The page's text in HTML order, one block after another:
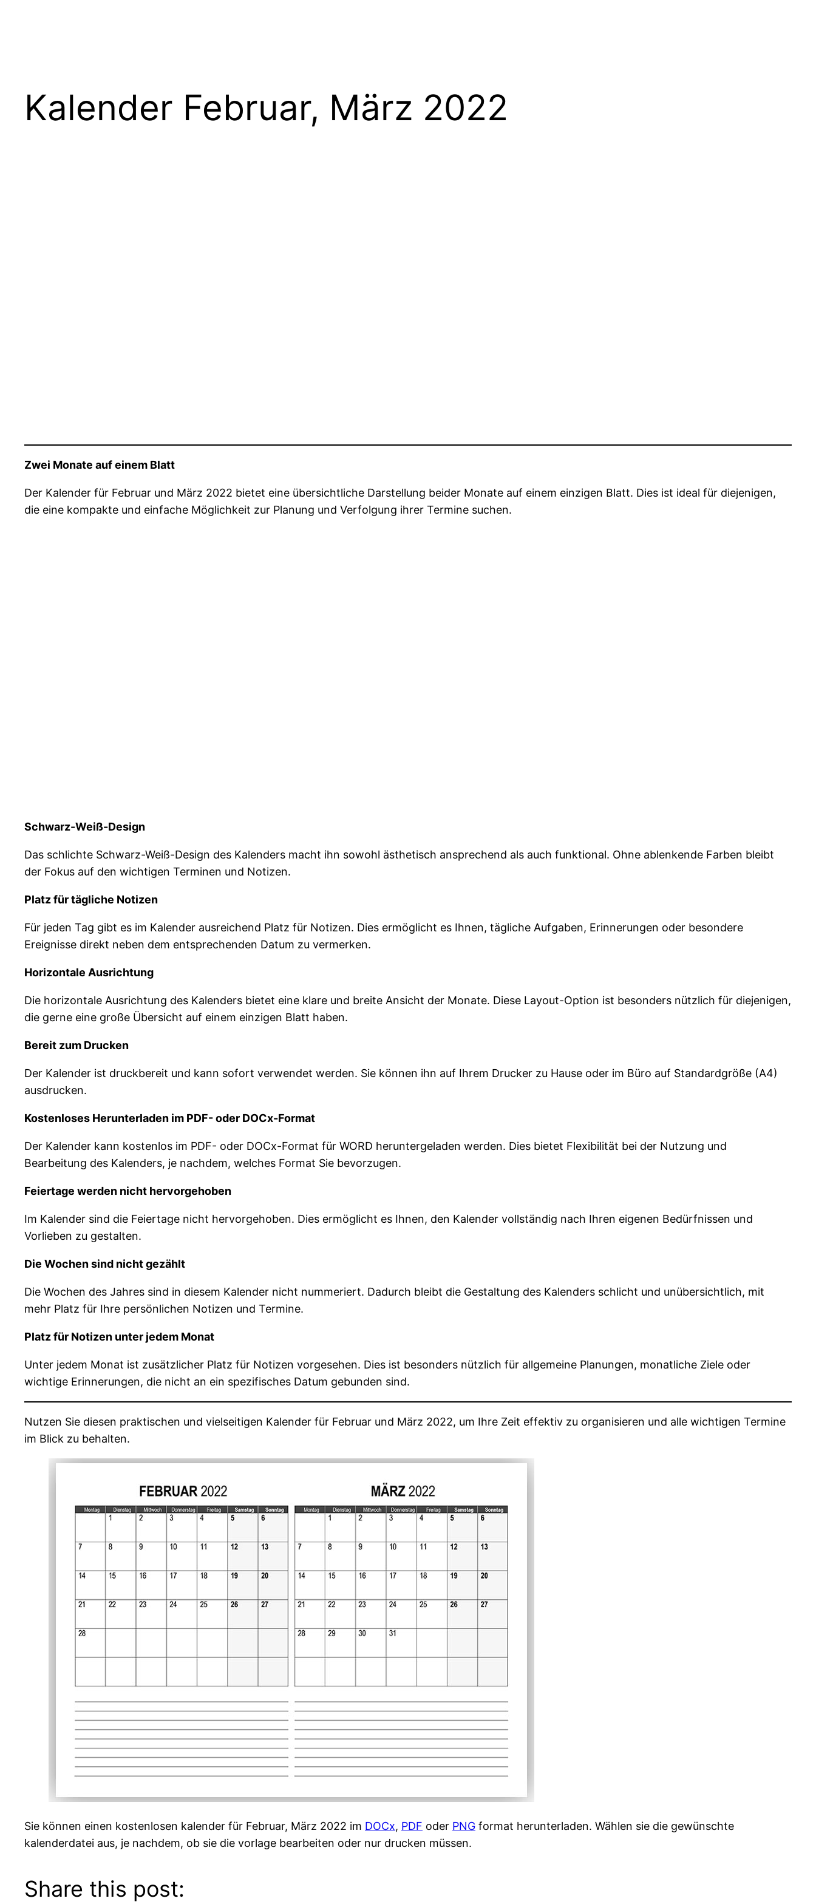
Kalender Februar, März 2022
Zwei Monate auf einem Blatt
Der Kalender für Februar und März 2022 bietet eine übersichtliche Darstellung beider Monate auf einem einzigen Blatt. Dies ist ideal für diejenigen,
die eine kompakte und einfache Möglichkeit zur Planung und Verfolgung ihrer Termine suchen.
Schwarz-Weiß-Design
Das schlichte Schwarz-Weiß-Design des Kalenders macht ihn sowohl ästhetisch ansprechend als auch funktional. Ohne ablenkende Farben bleibt
der Fokus auf den wichtigen Terminen und Notizen.
Platz für tägliche Notizen
Für jeden Tag gibt es im Kalender ausreichend Platz für Notizen. Dies ermöglicht es Ihnen, tägliche Aufgaben, Erinnerungen oder besondere
Ereignisse direkt neben dem entsprechenden Datum zu vermerken.
Horizontale Ausrichtung
Die horizontale Ausrichtung des Kalenders bietet eine klare und breite Ansicht der Monate. Diese Layout-Option ist besonders nützlich für diejenigen,
die gerne eine große Übersicht auf einem einzigen Blatt haben.
Bereit zum Drucken
Der Kalender ist druckbereit und kann sofort verwendet werden. Sie können ihn auf Ihrem Drucker zu Hause oder im Büro auf Standardgröße (A4)
ausdrucken.
Kostenloses Herunterladen im PDF- oder DOCx-Format
Der Kalender kann kostenlos im PDF- oder DOCx-Format für WORD heruntergeladen werden. Dies bietet Flexibilität bei der Nutzung und
Bearbeitung des Kalenders, je nachdem, welches Format Sie bevorzugen.
Feiertage werden nicht hervorgehoben
Im Kalender sind die Feiertage nicht hervorgehoben. Dies ermöglicht es Ihnen, den Kalender vollständig nach Ihren eigenen Bedürfnissen und
Vorlieben zu gestalten.
Die Wochen sind nicht gezählt
Die Wochen des Jahres sind in diesem Kalender nicht nummeriert. Dadurch bleibt die Gestaltung des Kalenders schlicht und unübersichtlich, mit
mehr Platz für Ihre persönlichen Notizen und Termine.
Platz für Notizen unter jedem Monat
Unter jedem Monat ist zusätzlicher Platz für Notizen vorgesehen. Dies ist besonders nützlich für allgemeine Planungen, monatliche Ziele oder
wichtige Erinnerungen, die nicht an ein spezifisches Datum gebunden sind.
Nutzen Sie diesen praktischen und vielseitigen Kalender für Februar und März 2022, um Ihre Zeit effektiv zu organisieren und alle wichtigen Termine
im Blick zu behalten.
Sie können einen kostenlosen kalender für Februar, März 2022 im DOCx, PDF oder PNG format herunterladen. Wählen sie die gewünschte
kalenderdatei aus, je nachdem, ob sie die vorlage bearbeiten oder nur drucken müssen.
Share this post: